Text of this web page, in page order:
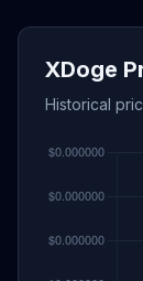
XDoge
Historical